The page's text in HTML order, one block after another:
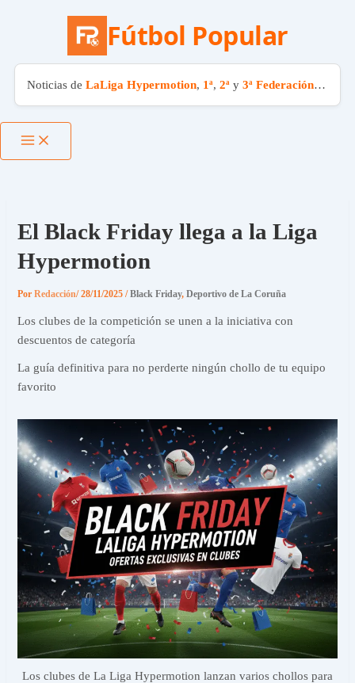
Fútbol Popular
Noticias de LaLiga Hypermotion, 1ª, 2ªy 3ª Federación. El
El Black Friday llega a la Liga
Hypermotion
PorRedacción/28/11/2025/Black Friday,Deportivo de La Coruña
Los clubes de la competición se unen a la iniciativa con
descuentos de categoría
La guía definitiva para no perderte ningún chollo de tu equipo
favorito
Los clubes de La Liga Hypermotion lanzan varios chollos para